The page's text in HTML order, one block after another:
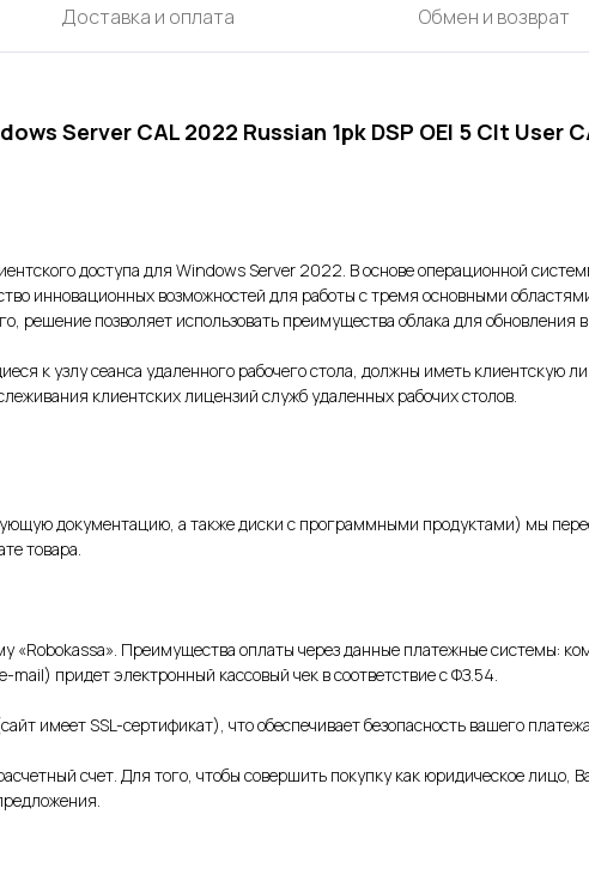
Доставка и оплата Обмен и возврат
Server CAL 2022 Russian 1pk DSP OEI 5 Clt User
доступа для Windows Server 2022. В основе операционной
инновационных возможностей для работы с тремя основными
решение позволяет использовать преимущества облака для
к узлу сеанса удаленного рабочего стола, должны иметь клиентскую
клиентских лицензий служб удаленных рабочих столов.
документацию, а также диски с программными продуктами) мы
товара.
«Robokassa». Преимущества оплаты через данные платежные системы:
придет электронный кассовый чек в соответствие с ФЗ.54.
имеет SSL-сертификат), что обеспечивает безопасность вашего
счет. Для того, чтобы совершить покупку как юридическое лицо,